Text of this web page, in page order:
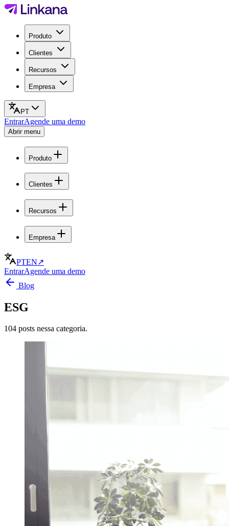
Produto
Clientes
Recursos
Empresa
PT
EntrarAgende uma demo
Abrir menu
Produto
Clientes
Recursos
Empresa
PTEN↗
EntrarAgende uma demo
Blog
ESG
104 posts nessa categoria.